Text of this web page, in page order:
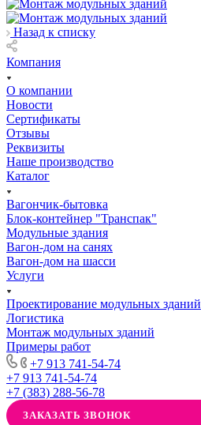
Назад к списку
Компания
О компании
Новости
Сертификаты
Отзывы
Реквизиты
Наше производство
Каталог
Вагончик-бытовка
Блок-контейнер "Транспак"
Модульные здания
Вагон-дом на санях
Вагон-дом на шасси
Услуги
Проектирование модульных зданий
Логистика
Монтаж модульных зданий
Примеры работ
+7 913 741-54-74
+7 913 741-54-74
+7 (383) 288-56-78
ЗАКАЗАТЬ ЗВОНОК